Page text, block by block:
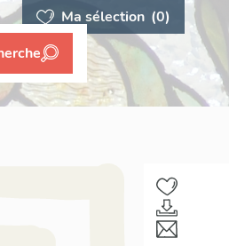
Ma sélection (0)